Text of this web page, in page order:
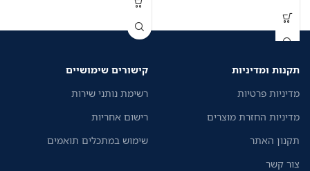
תקנות ומדיניות
מדיניות פרטיות
מדיניות החזרת מוצרים
תקנון האתר
צור קשר
קישורים שימושיים
רשימת נותני שירות
רישום אחריות
שימוש במתכלים תואמים